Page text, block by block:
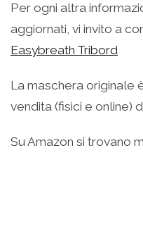
Per ogni altra
aggiornati, vi invito a
Easybreath Tribord
La maschera originale
vendita (fisici e online)
Su Amazon si trovano